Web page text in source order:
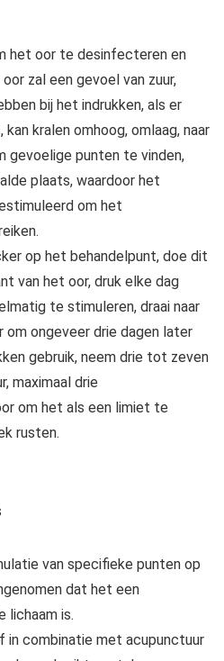
het oor te desinfecteren en
zal een gevoel van zuur,
bij het indrukken, als er
kralen omhoog, omlaag, naar
gevoelige punten te vinden,
plaats, waardoor het
om het
op het behandelpunt, doe dit
van het oor, druk elke dag
te stimuleren, draai naar
om ongeveer drie dagen later
gebruik, neem drie tot zeven
maximaal drie
om het als een limiet te
rusten.
van specifieke punten op
dat het een
lichaam is.
in combinatie met acupunctuur